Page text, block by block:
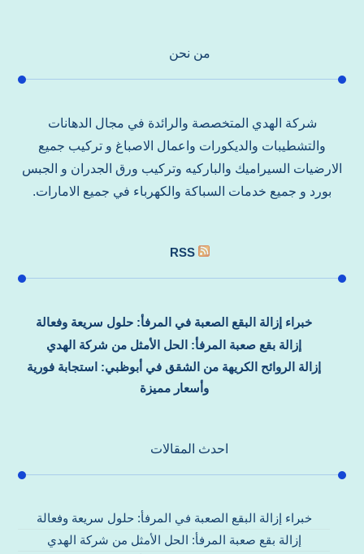
من نحن
شركة الهدي المتخصصة والرائدة في مجال الدهانات
والتشطيبات والديكورات واعمال الاصباغ و تركيب جميع
الارضيات السيراميك والباركيه وتركيب ورق الجدران و الجبس
بورد و جميع خدمات السباكة والكهرباء في جميع الامارات.
RSS
خبراء إزالة البقع الصعبة في المرفأ: حلول سريعة وفعالة
إزالة بقع صعبة المرفأ: الحل الأمثل من شركة الهدي
إزالة الروائح الكريهة من الشقق في أبوظبي: استجابة فورية
وأسعار مميزة
احدث المقالات
خبراء إزالة البقع الصعبة في المرفأ: حلول سريعة وفعالة
إزالة بقع صعبة المرفأ: الحل الأمثل من شركة الهدي